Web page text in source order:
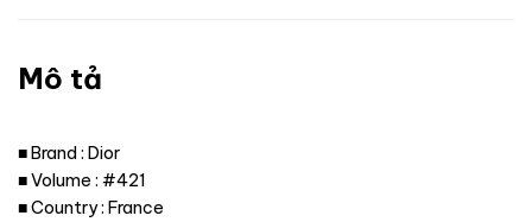
Mô tả
■ Brand : Dior
■ Volume : #421
■ Country : France